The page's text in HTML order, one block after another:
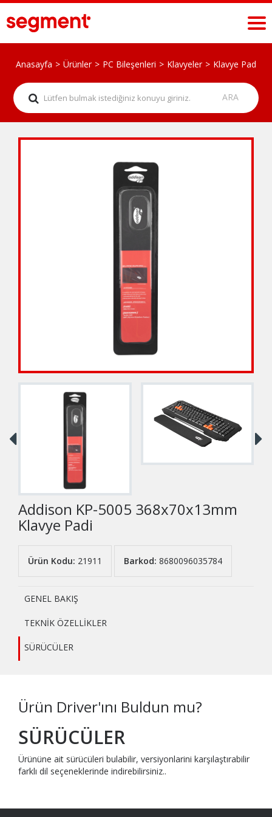
Anasayfa Ürünler PC Bileşenleri Klavyeler Klavye Pad
Addison KP-5005 368x70x13mm
Klavye Padi
Ürün Kodu: 21911 Barkod: 8680096035784
GENEL BAKIŞ
TEKNİK ÖZELLİKLER
SÜRÜCÜLER
Ürün Driver'ını Buldun mu?
SÜRÜCÜLER
Ürününe ait sürücüleri bulabilir, versiyonlarini karşılaştırabilir
farklı dil seçeneklerinde indirebilirsiniz..